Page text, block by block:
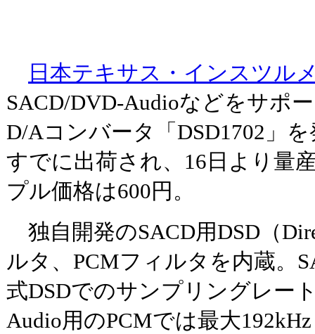
日本テキサス・インスツル
SACD/DVD-Audioなどをサポ
D/Aコンバータ「DSD1702」
すでに出荷され、16日より量
プル価格は600円。
独自開発のSACD用DSD（
ルタ、PCMフィルタを内蔵。
式DSDでのサンプリングレー
Audio用のPCMでは最大